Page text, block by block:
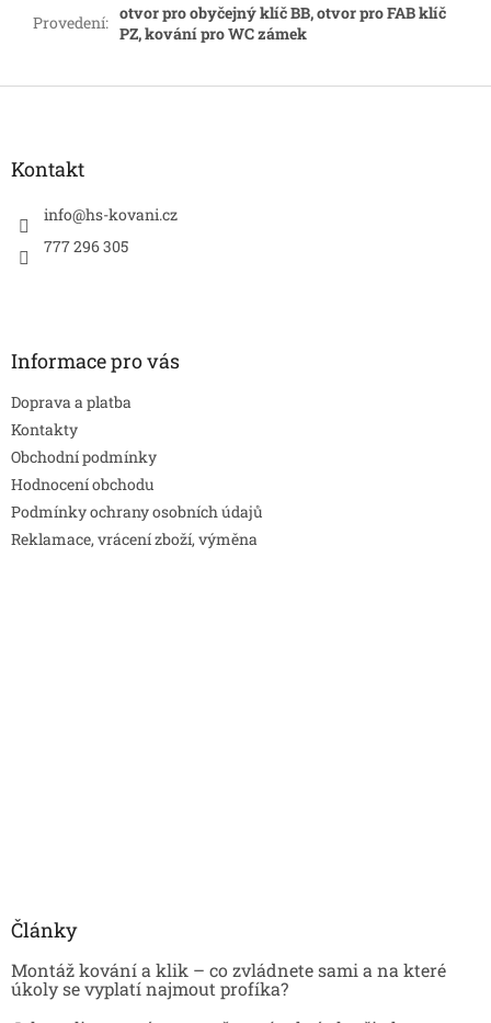
Provedení: otvor pro obyčejný klíč BB, otvor pro FAB klíč
PZ, kování pro WC zámek
Z
Kontakt
info@hs-kovani.cz
777 296 305
Informace pro vás
Doprava a platba
Kontakty
Obchodní podmínky
Hodnocení obchodu
Podmínky ochrany osobních údajů
Reklamace, vrácení zboží, výměna
Články
Montáž kování a klik – co zvládnete sami a na které
úkoly se vyplatí najmout profíka?